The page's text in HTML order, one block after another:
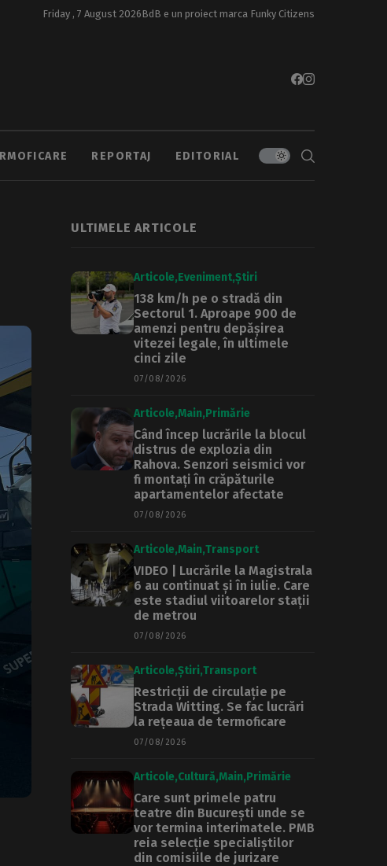
Friday , 7 August 2026BdB e un proiect marca Funky Citizens
REPORTAJ EDITORIAL
ULTIMELE ARTICOLE
Articole Eveniment Știri
138 km/h pe o stradă din
Sectorul 1. Aproape 900 de
amenzi pentru depășirea
vitezei legale, în ultimele
cinci zile
07/08/2026
Articole Main Primărie
Când încep lucrările la blocul
distrus de explozia din
Rahova. Senzori seismici vor
fi montați în crăpăturile
apartamentelor afectate
07/08/2026
Articole Main Transport
VIDEO | Lucrările la Magistrala
6 au continuat și în iulie. Care
este stadiul viitoarelor stații
de metrou
07/08/2026
Articole Știri Transport
Restricții de circulație pe
Strada Witting. Se fac lucrări
la rețeaua de termoficare
07/08/2026
Articole Cultură Main Primărie
Care sunt primele patru
teatre din București unde se
vor termina interimatele. PMB
reia selecție specialiștilor
din comisiile de jurizare